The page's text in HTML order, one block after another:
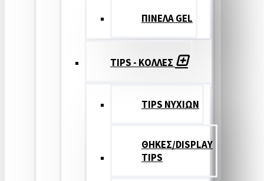
ΠΙΝΕΛΑ GEL
TIPS - ΚΟΛΛΕΣ
TIPS ΝΥΧΙΩΝ
ΘΗΚΕΣ/DISPLAY
TIPS